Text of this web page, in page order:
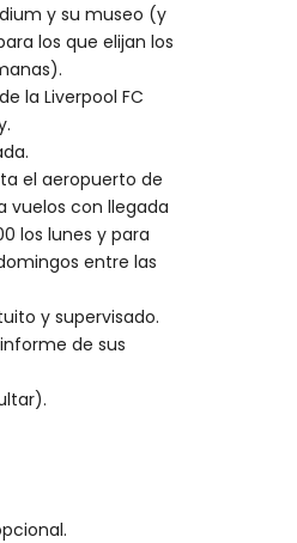
y su museo (y
los que elijan los
la Liverpool FC
el aeropuerto de
vuelos con llegada
los lunes y para
entre las
y supervisado.
de sus